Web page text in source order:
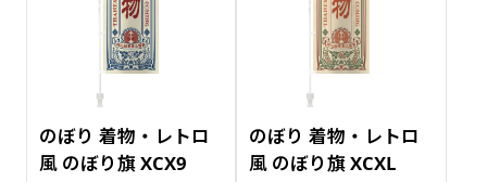
のぼり 着物・レトロ
風 のぼり旗 XCX9
のぼり 着物・レトロ
風 のぼり旗 XCXL